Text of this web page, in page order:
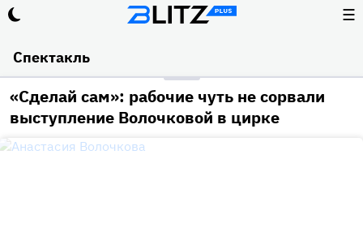
☰
Спектакль
«Сделай сам»: рабочие чуть не сорвали
выступление Волочковой в цирке